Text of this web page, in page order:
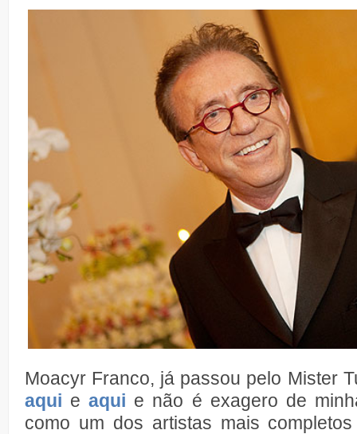
Moacyr Franco, já passou pelo Mister
aqui eaqui e não é exagero de
como um dos artistas mais